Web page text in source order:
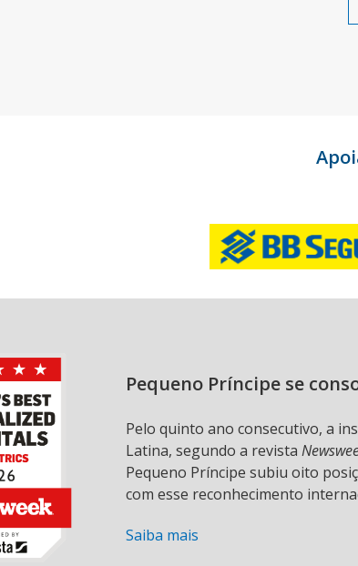
Pequeno Príncipe se
Pelo quinto ano consecutivo, a
Latina, segundo a revista
Pequeno Príncipe subiu oito
com esse reconhecimento
Saiba mais